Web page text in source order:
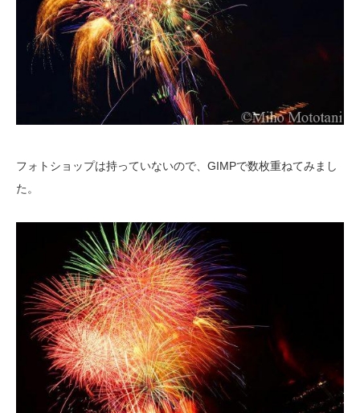
フォトショップは持っていないので、GIMPで数枚重ねてみまし
た。